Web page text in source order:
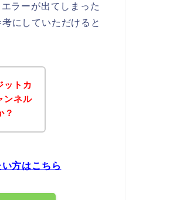
ラーが出てしまった
にしていただけると
ットカ
ンネル
？
方はこちら